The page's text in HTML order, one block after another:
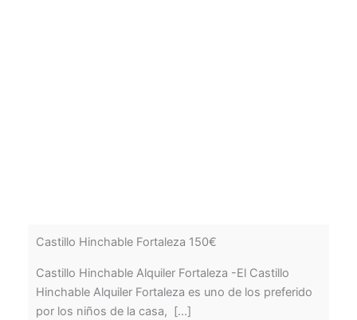
Castillo Hinchable Fortaleza 150€
Castillo Hinchable Alquiler Fortaleza -El Castillo
Hinchable Alquiler Fortaleza es uno de los preferido
por los niños de la casa, [...]